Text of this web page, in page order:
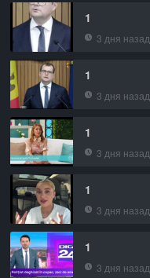
1
3 дня назад
1
3 дня назад
1
3 дня назад
1
3 дня назад
1
3 дня назад